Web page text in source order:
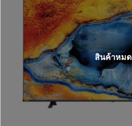
สินค้าหมด